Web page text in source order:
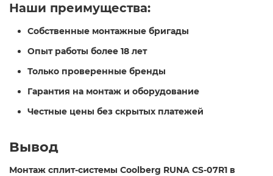
Наши преимущества:
Собственные монтажные бригады
Опыт работы более 18 лет
Только проверенные бренды
Гарантия на монтаж и оборудование
Честные цены без скрытых платежей
Вывод
Монтаж сплит-системы Coolberg RUNA CS-07R1 в